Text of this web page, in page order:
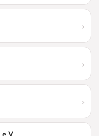
›
›
›
e.V.